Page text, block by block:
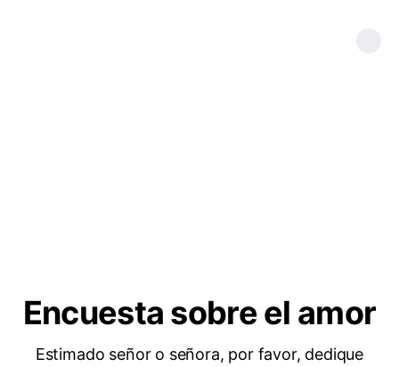
Encuesta sobre el amor
Estimado señor o señora, por favor, dedique